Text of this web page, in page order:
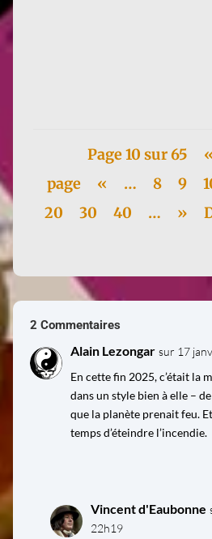
Page 10 sur 65
page
« … 8 9
20
30 40 … »
2 Commentaires
Alain Lezongar sur 17
En cette fin 2025, c’était la
dans un style bien à elle –
que la planète prenait feu.
temps d’éteindre l’incendie.
Vincent d'Eaubonne
22h19